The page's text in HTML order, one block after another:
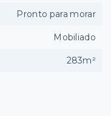
Pronto para morar
Mobiliado
283m²